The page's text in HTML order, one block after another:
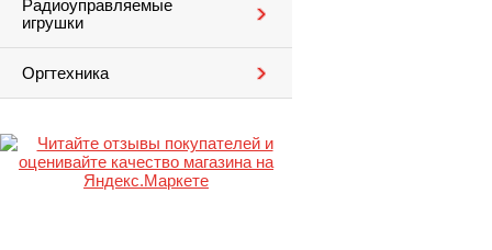
Радиоуправляемые
игрушки
Оргтехника